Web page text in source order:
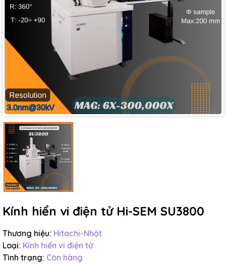
Kính hiển vi điện tử Hi-SEM SU3800
Thương hiệu: Hitachi-Nhật
Loại: Kính hiển vi điện tử
Tình trạng: Còn hàng
Mã giảm giá:
Ngày hết hạn:
Điều kiện: